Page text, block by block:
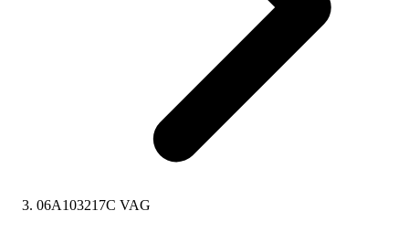
06A103217C VAG